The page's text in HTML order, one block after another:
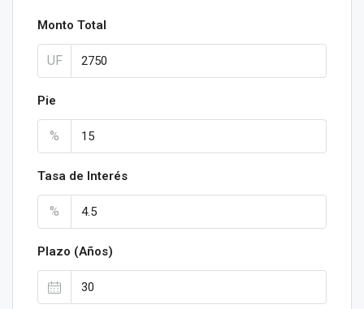
Monto Total
UF
Pie
%
Tasa de Interés
%
Plazo (Años)